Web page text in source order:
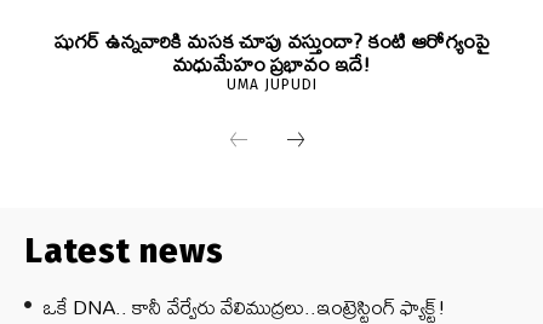
షుగర్ ఉన్నవారికి మసక చూపు వస్తుందా? కంటి ఆరోగ్యంపై
మధుమేహం ప్రభావం ఇదే!
UMA JUPUDI
Latest news
ఒకే DNA.. కానీ వేర్వేరు వేలిముద్రలు..ఇంట్రెస్టింగ్ ఫ్యాక్ట్!